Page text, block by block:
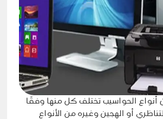
الحواسيب تختلف كل منها وفقًا
أو الهجين وغيره من الأنواع